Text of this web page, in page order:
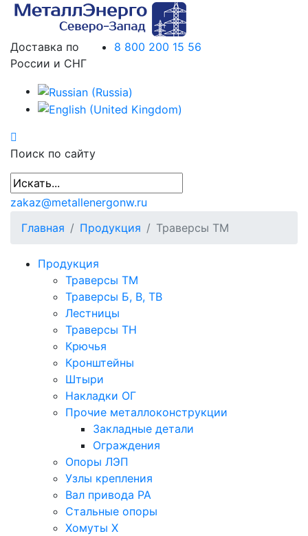
Доставка по
России и СНГ
8 800 200 15 56
Поиск по сайту
zakaz@metallenergonw.ru
Главная
Продукция Траверсы ТМ
Продукция
Траверсы ТМ
Траверсы Б, В, ТВ
Лестницы
Траверсы ТН
Крючья
Кронштейны
Штыри
Накладки ОГ
Прочие металлоконструкции
Закладные детали
Ограждения
Опоры ЛЭП
Узлы крепления
Вал привода РА
Стальные опоры
Хомуты Х